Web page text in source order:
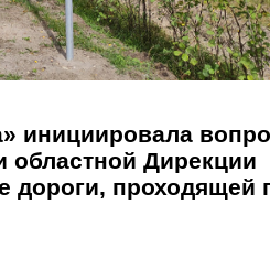
инициировала
областной Дирекции
дороги, проходящей